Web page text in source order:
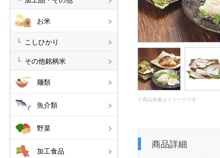
※商品画像はイメージです
商品詳細
お米
こしひかり
その他銘柄米
麺類
魚介類
野菜
加工食品